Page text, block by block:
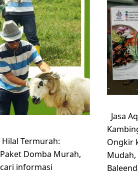
Termurah:
Domba Murah,
informasi
Jasa
Ongkir